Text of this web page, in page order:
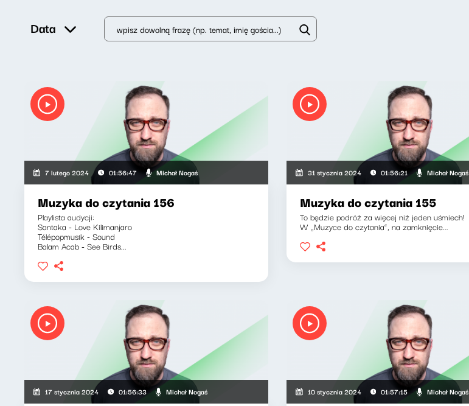
Data
7 lutego 2024 01:56:47 Michał Nogaś
Muzyka do czytania 156
Playlista audycji:
Santaka - Love Kilimanjaro
Télépopmusik - Sound
Balam Acab - See Birds...
31 stycznia 2024 01:56:21 Michał Nogaś
Muzyka do czytania 155
To będzie podróż za więcej niż jeden uśmiech!
W „Muzyce do czytania”, na zamknięcie...
17 stycznia 2024 01:56:33 Michał Nogaś 10 stycznia 2024 01:57:15 Michał Nogaś